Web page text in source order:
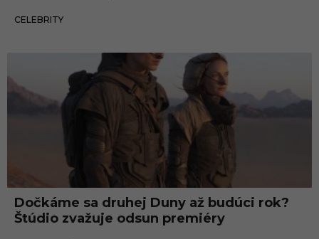
CELEBRITY
Dočkáme sa druhej Duny až budúci rok?
Štúdio zvažuje odsun premiéry